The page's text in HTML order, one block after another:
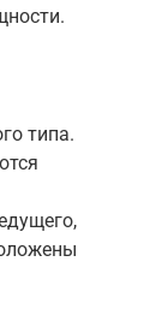
типа.